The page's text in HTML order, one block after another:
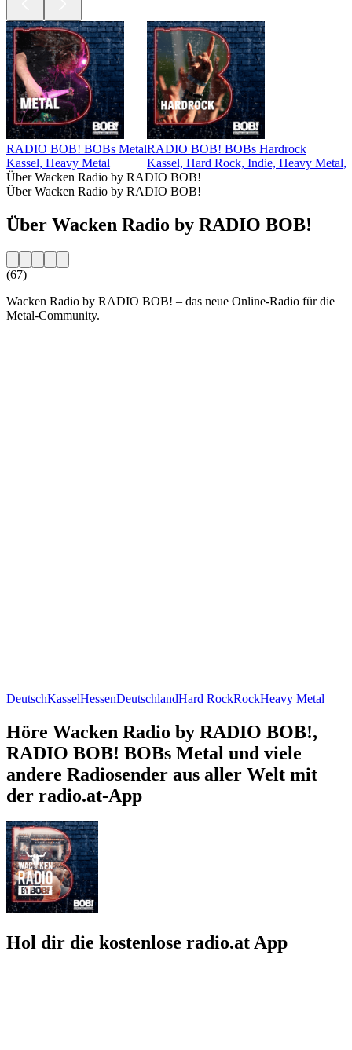
RADIO BOB! BOBs Metal
Kassel, Heavy Metal
RADIO BOB! BOBs Hardrock
Kassel, Hard Rock, Indie, Heavy Metal,
Über Wacken Radio by RADIO BOB!
Über Wacken Radio by RADIO BOB!
Über Wacken Radio by RADIO BOB!
(67)
Wacken Radio by RADIO BOB! – das neue Online-Radio für die
Metal-Community.
DeutschKasselHessenDeutschlandHard RockRockHeavy Metal
Höre Wacken Radio by RADIO BOB!,
RADIO BOB! BOBs Metal und viele
andere Radiosender aus aller Welt mit
der radio.at-App
Hol dir die kostenlose radio.at App